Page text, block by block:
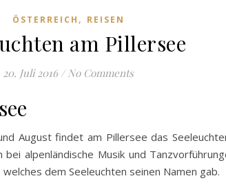
ÖSTERREICH , REISEN
am Pillersee
20. Juli 2016 / No Comments
August findet am Pillersee das
alpenländische Musik und
dem Seeleuchten seinen Namen gab.